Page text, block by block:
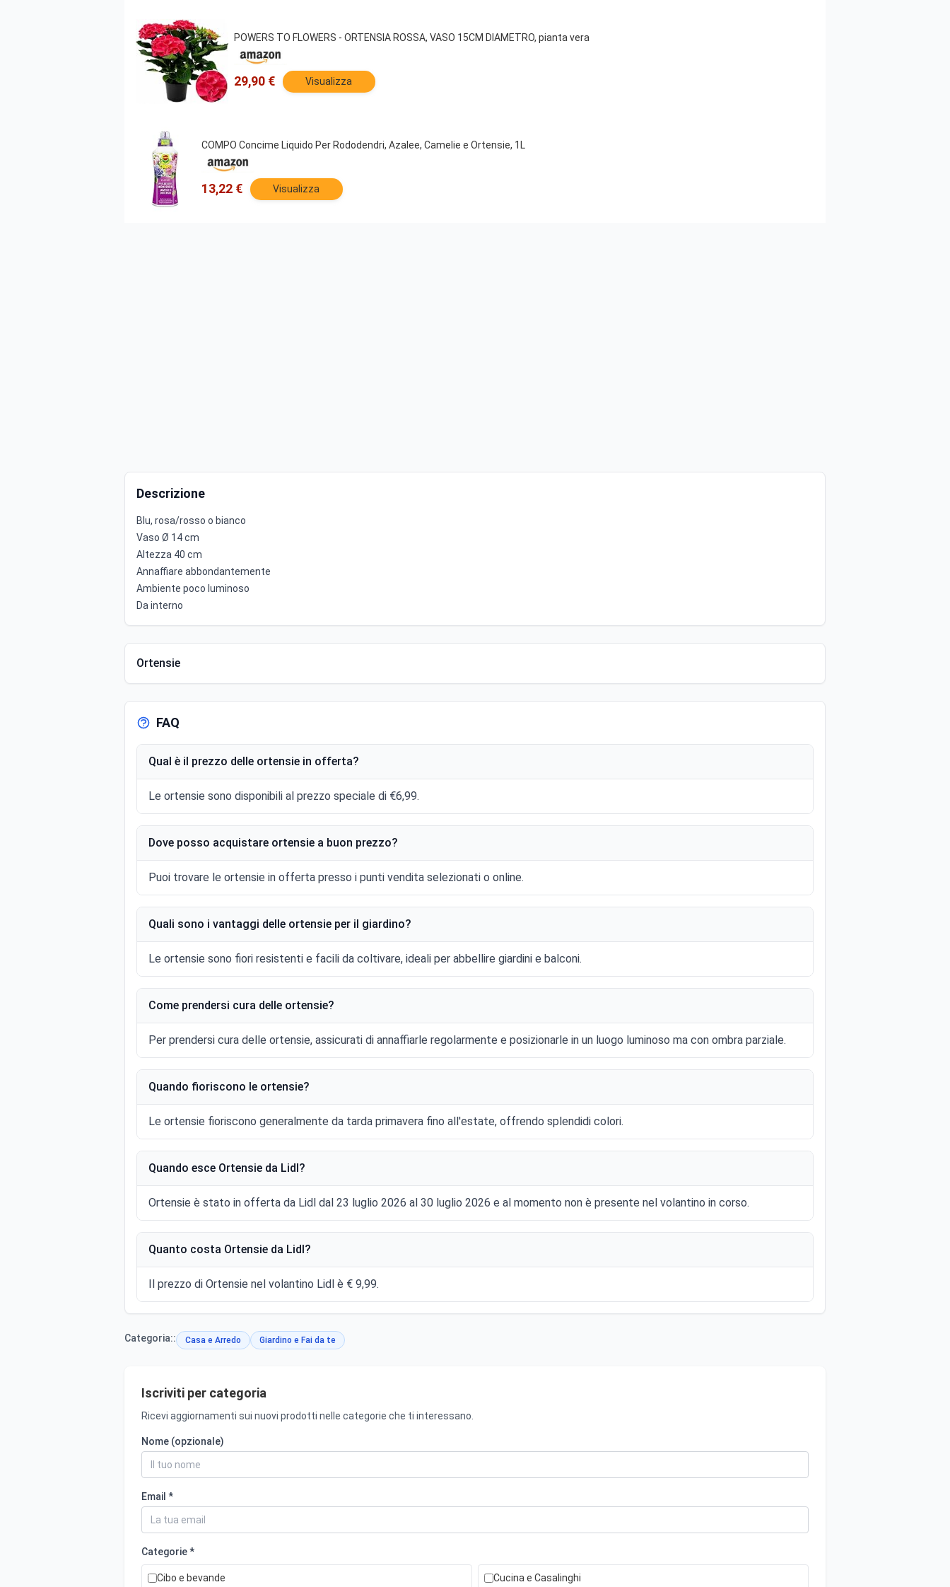
POWERS TO FLOWERS - ORTENSIA ROSSA, VASO 15CM DIAMETRO, pianta vera
29,90 € Visualizza
COMPO Concime Liquido Per Rododendri, Azalee, Camelie e Ortensie, 1L
13,22 € Visualizza
Descrizione
Blu, rosa/rosso o bianco
Vaso Ø 14 cm
Altezza 40 cm
Annaffiare abbondantemente
Ambiente poco luminoso
Da interno
Ortensie
FAQ
Qual è il prezzo delle ortensie in offerta?
Le ortensie sono disponibili al prezzo speciale di €6,99.
Dove posso acquistare ortensie a buon prezzo?
Puoi trovare le ortensie in offerta presso i punti vendita selezionati o online.
Quali sono i vantaggi delle ortensie per il giardino?
Le ortensie sono fiori resistenti e facili da coltivare, ideali per abbellire giardini e balconi.
Come prendersi cura delle ortensie?
Per prendersi cura delle ortensie, assicurati di annaffiarle regolarmente e posizionarle in un luogo luminoso ma con ombra parziale.
Quando fioriscono le ortensie?
Le ortensie fioriscono generalmente da tarda primavera fino all'estate, offrendo splendidi colori.
Quando esce Ortensie da Lidl?
Ortensie è stato in offerta da Lidl dal 23 luglio 2026 al 30 luglio 2026 e al momento non è presente nel volantino in corso.
Quanto costa Ortensie da Lidl?
Il prezzo di Ortensie nel volantino Lidl è € 9,99.
Categoria:: Casa e Arredo Giardino e Fai da te
Iscriviti per categoria
Ricevi aggiornamenti sui nuovi prodotti nelle categorie che ti interessano.
Nome (opzionale)
Email *
Categorie *
Cibo e bevande Cucina e Casalinghi